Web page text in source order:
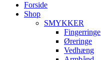
Forside
Shop
SMYKKER
Fingerringe
Øreringe
Vedhæng